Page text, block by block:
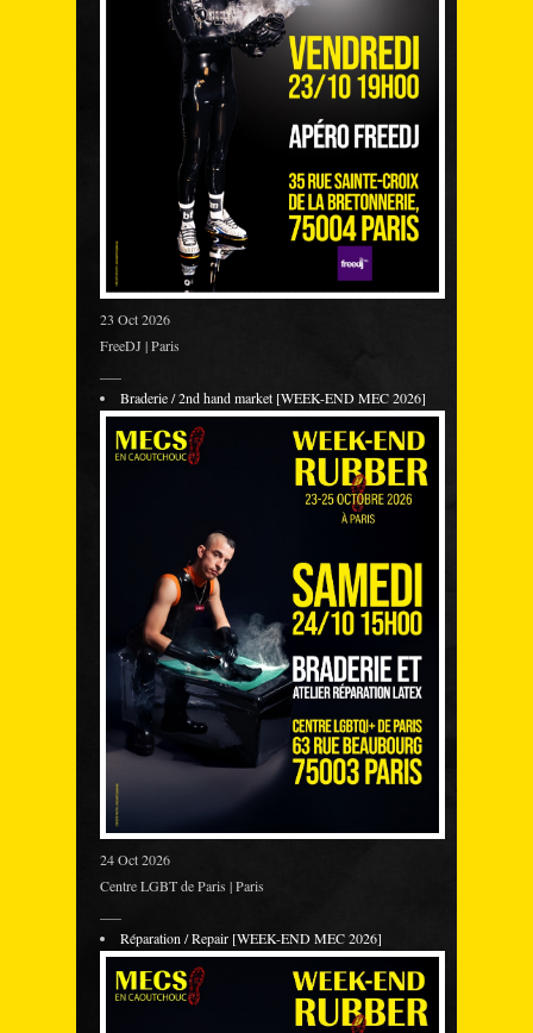
23 Oct 2026
FreeDJ | Paris
Braderie / 2nd hand market [WEEK-END MEC 2026]
24 Oct 2026
Centre LGBT de Paris | Paris
Réparation / Repair [WEEK-END MEC 2026]